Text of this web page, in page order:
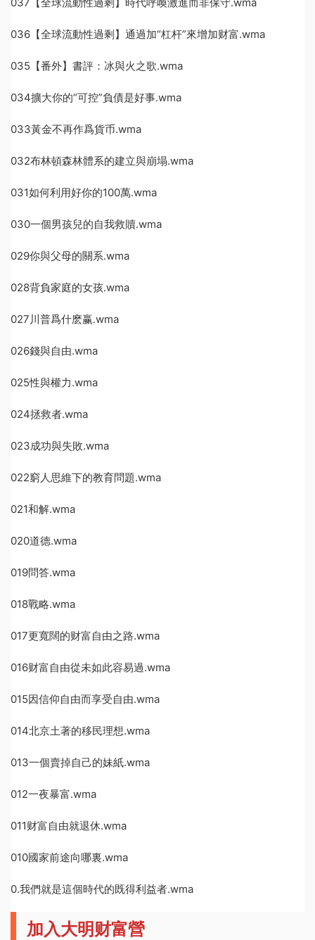
036【全球流動性過剩】通過加“杠杆”來增加财富.wma
035【番外】書評：冰與火之歌.wma
034擴大你的“可控”負債是好事.wma
033黃金不再作爲貨币.wma
032布林頓森林體系的建立與崩塌.wma
031如何利用好你的100萬.wma
030一個男孩兒的自我救贖.wma
029你與父母的關系.wma
028背負家庭的女孩.wma
027川普爲什麽赢.wma
026錢與自由.wma
025性與權力.wma
024拯救者.wma
023成功與失敗.wma
022窮人思維下的教育問題.wma
021和解.wma
020道德.wma
019問答.wma
018戰略.wma
017更寬闊的财富自由之路.wma
016财富自由從未如此容易過.wma
015因信仰自由而享受自由.wma
014北京土著的移民理想.wma
013一個賣掉自己的妹紙.wma
012一夜暴富.wma
011财富自由就退休.wma
010國家前途向哪裏.wma
0.我們就是這個時代的既得利益者.wma
加入大明财富營